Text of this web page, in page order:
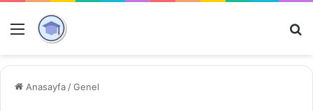
Menü
Anasayfa /Genel